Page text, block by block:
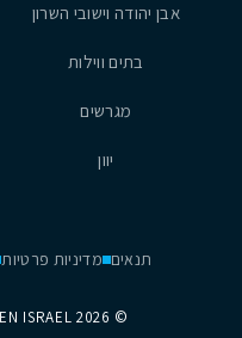
אבן יהודה וישובי השרון
בתים ווילות
מגרשים
יוון
תנאים מדיניות פרטיות
©
2026